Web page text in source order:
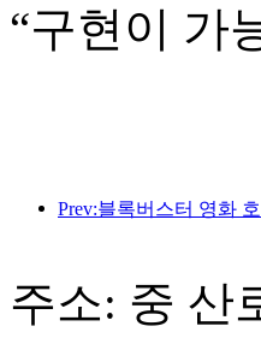
“구현이 가
주소: 중 산